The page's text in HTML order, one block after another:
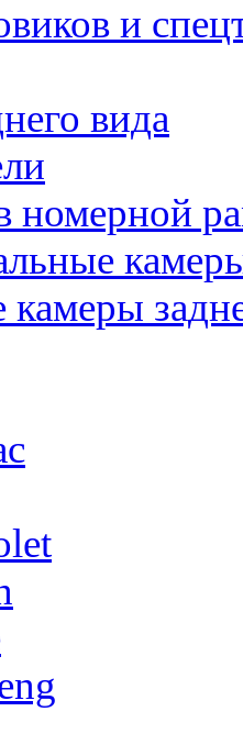
и
вида
номерной